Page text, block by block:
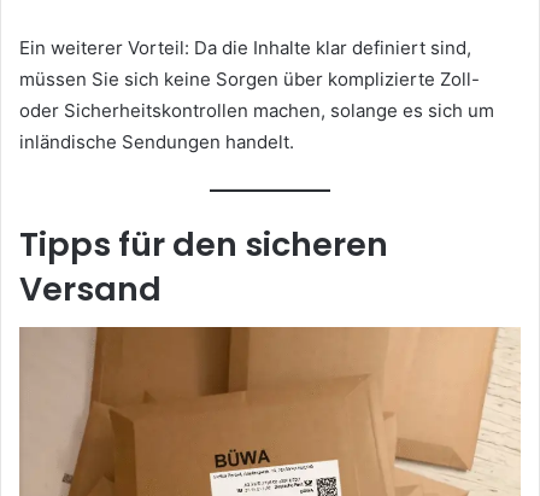
Ein weiterer Vorteil: Da die Inhalte klar definiert sind,
müssen Sie sich keine Sorgen über komplizierte Zoll-
oder Sicherheitskontrollen machen, solange es sich um
inländische Sendungen handelt.
Tipps für den sicheren
Versand